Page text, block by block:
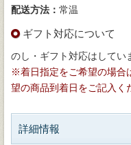
配送方法： 常温
ギフト対応について
のし・ギフト対応はしてい
※着日指定をご希望の場合
望の商品到着日をご記入く
詳細情報